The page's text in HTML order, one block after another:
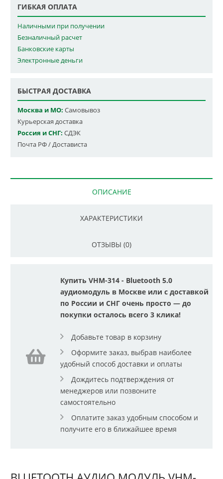
ГИБКАЯ ОПЛАТА
Наличными при получении
Безналичный расчет
Банковские карты
Электронные деньги
БЫСТРАЯ ДОСТАВКА
Москва и МО: Самовывоз
Курьерская доставка
Россия и СНГ: СДЭК
Почта РФ / Достависта
ОПИСАНИЕ
ХАРАКТЕРИСТИКИ
ОТЗЫВЫ (0)
Купить VHM-314 - Bluetooth 5.0
аудиомодуль в Москве или с доставкой
по России и СНГ очень просто — до
покупки осталось всего 3 клика!
Добавьте товар в корзину
Оформите заказ, выбрав наиболее
удобный способ доставки и оплаты
Дождитесь подтверждения от
менеджеров или позвоните
самостоятельно
Оплатите заказ удобным способом и
получите его в ближайшее время